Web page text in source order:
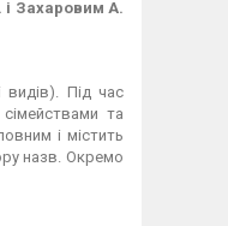
і Захаровим А.
видів). Під час
та
і містить
назв. Окремо